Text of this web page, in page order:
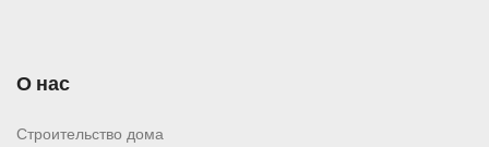
О нас
Строительство дома